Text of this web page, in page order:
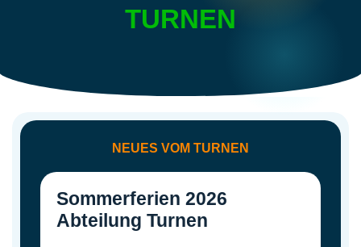
TURNEN
NEUES VOM TURNEN
Sommerferien 2026
Abteilung Turnen